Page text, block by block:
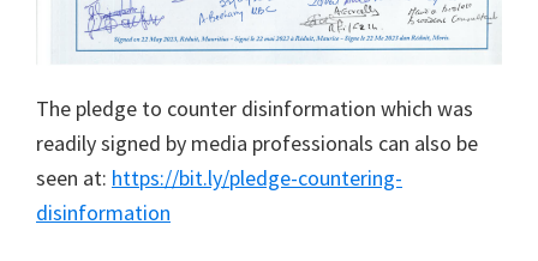
The pledge to counter disinformation which was
readily signed by media professionals can also be
seen at: https://bit.ly/pledge-countering-
disinformation